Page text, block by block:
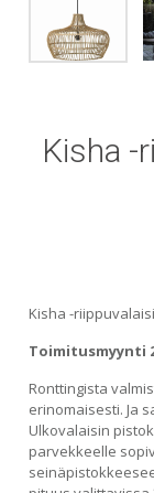
Kisha -
Kisha -
Toimitusmyynti
Ronttingista
erinomaisesti. Ja
Ulkovalaisin
parvekkeelle